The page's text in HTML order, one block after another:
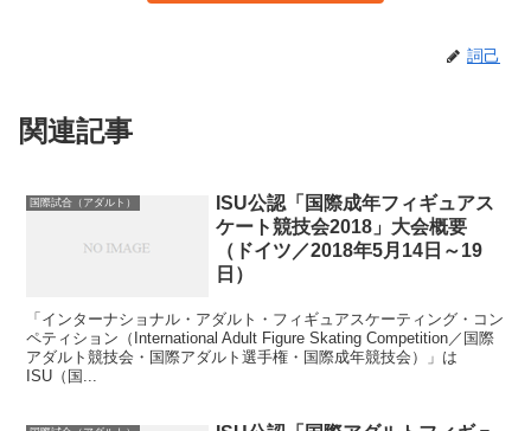
詞己
関連記事
国際試合（アダルト）
ISU公認「国際成年フィギュアス
ケート競技会2018」大会概要
（ドイツ／2018年5月14日～19
日）
「インターナショナル・アダルト・フィギュアスケーティング・コン
ペティション（International Adult Figure Skating Competition／国際
アダルト競技会・国際アダルト選手権・国際成年競技会）」は
ISU（国...